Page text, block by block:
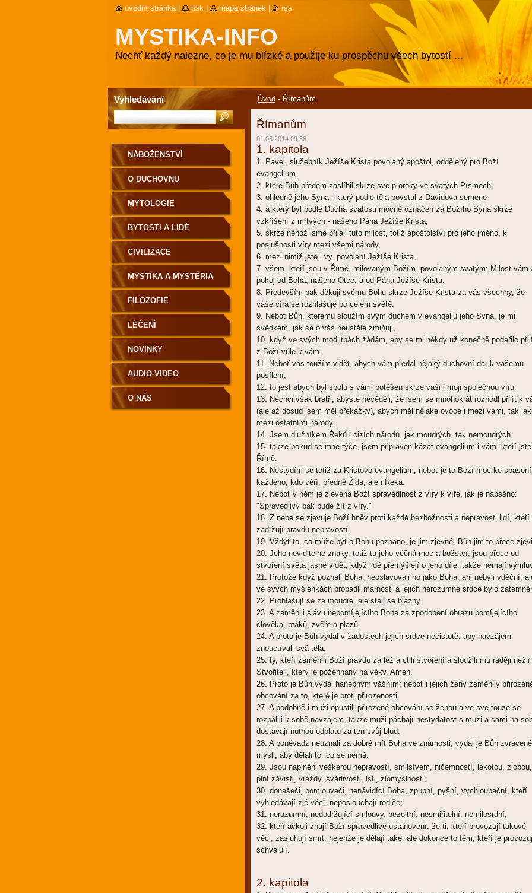
MYSTIKA-INFO
Nechť každý nalezne, co je mu blízké a použije ku prospěchu všech bytostí ...
Úvod - Římanům
Římanům
01.06.2014 09:36
1. kapitola
1. Pavel, služebník Ježíše Krista povolaný apoštol, oddělený pro Boží
evangelium,
2. které Bůh předem zaslíbil skrze své proroky ve svatých Písmech,
3. ohledně jeho Syna - který podle těla povstal z Davidova semene
4. a který byl podle Ducha svatosti mocně označen za Božího Syna skrze
vzkříšení z mrtvých - našeho Pána Ježíše Krista,
5. skrze něhož jsme přijali tuto milost, totiž apoštolství pro jeho jméno, k
poslušnosti víry mezi všemi národy,
6. mezi nimiž jste i vy, povolaní Ježíše Krista,
7. všem, kteří jsou v Římě, milovaným Božím, povolaným svatým: Milost vám
pokoj od Boha, našeho Otce, a od Pána Ježíše Krista.
8. Především pak děkuji svému Bohu skrze Ježíše Krista za vás všechny, že
vaše víra se rozhlašuje po celém světě.
9. Neboť Bůh, kterému sloužím svým duchem v evangeliu jeho Syna, je mi
svědkem, jak se o vás neustále zmiňuji,
10. když ve svých modlitbách žádám, aby se mi někdy už konečně podařilo
z Boží vůle k vám.
11. Neboť vás toužím vidět, abych vám předal nějaký duchovní dar k vašemu
posílení,
12. to jest abych byl spolu s vámi potěšen skrze vaši i moji společnou víru.
13. Nechci však bratři, abyste nevěděli, že jsem se mnohokrát rozhodl přijít k
(ale až dosud jsem měl překážky), abych měl nějaké ovoce i mezi vámi, tak
mezi ostatními národy.
14. Jsem dlužníkem Řeků i cizích národů, jak moudrých, tak nemoudrých,
15. takže pokud se mne týče, jsem připraven kázat evangelium i vám, kteří
Římě.
16. Nestydím se totiž za Kristovo evangelium, neboť je to Boží moc ke spasení
každého, kdo věří, předně Žida, ale i Řeka.
17. Neboť v něm je zjevena Boží spravedlnost z víry k víře, jak je napsáno:
"Spravedlivý pak bude žít z víry."
18. Z nebe se zjevuje Boží hněv proti každé bezbožnosti a nepravosti lidí, kteří
zadržují pravdu nepravostí.
19. Vždyť to, co může být o Bohu poznáno, je jim zjevné, Bůh jim to přece
20. Jeho neviditelné znaky, totiž ta jeho věčná moc a božství, jsou přece od
stvoření světa jasně vidět, když lidé přemýšlejí o jeho díle, takže nemají
21. Protože když poznali Boha, neoslavovali ho jako Boha, ani nebyli vděční,
ve svých myšlenkách propadli marnosti a jejich nerozumné srdce bylo
22. Prohlašují se za moudré, ale stali se blázny.
23. A zaměnili slávu nepomíjejícího Boha za zpodobení obrazu pomíjejícího
člověka, ptáků, zvěře a plazů.
24. A proto je Bůh vydal v žádostech jejich srdce nečistotě, aby navzájem
zneuctívali svá těla,
25. ty, kteří zaměnili Boží pravdu za lež a ctili stvoření a sloužili mu raději nežli
Stvořiteli, který je požehnaný na věky. Amen.
26. Proto je Bůh vydal hanebným vášním; neboť i jejich ženy zaměnily
obcování za to, které je proti přirozenosti.
27. A podobně i muži opustili přirozené obcování se ženou a ve své touze se
rozpálili k sobě navzájem, takže muži páchají nestydatost s muži a sami na
dostávají nutnou odplatu za ten svůj blud.
28. A poněvadž neuznali za dobré mít Boha ve známosti, vydal je Bůh zvrácené
mysli, aby dělali to, co se nemá.
29. Jsou naplněni veškerou nepravostí, smilstvem, ničemností, lakotou, zlobou,
plní závisti, vraždy, svárlivosti, lsti, zlomyslnosti;
30. donašeči, pomlouvači, nenávidící Boha, zpupní, pyšní, vychloubační, kteří
vyhledávají zlé věci, neposlouchají rodiče;
31. nerozumní, nedodržující smlouvy, bezcitní, nesmiřitelní, nemilosrdní,
32. kteří ačkoli znají Boží spravedlivé ustanovení, že ti, kteří provozují takové
věci, zasluhují smrt, nejenže je dělají také, ale dokonce to těm, kteří je
schvalují.
2. kapitola
NÁBOŽENSTVÍ
O DUCHOVNU
MYTOLOGIE
BYTOSTI A LIDÉ
CIVILIZACE
MYSTIKA A MYSTÉRIA
FILOZOFIE
LÉČENÍ
NOVINKY
AUDIO-VIDEO
O NÁS
Vyhledávání
úvodní stránka tisk mapa stránek rss